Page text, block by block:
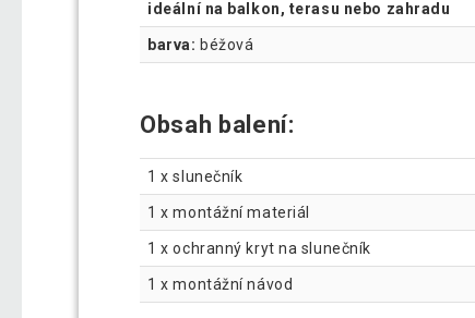
ideální na balkon, terasu nebo zahradu
barva: béžová
Obsah balení:
1 x slunečník
1 x montážní materiál
1 x ochranný kryt na slunečník
1 x montážní návod